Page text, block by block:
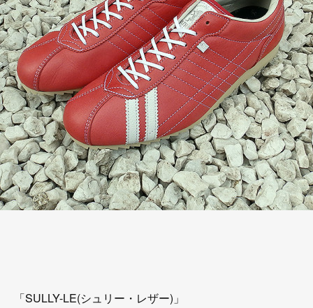
「SULLY-LE(シュリー・レザー)」